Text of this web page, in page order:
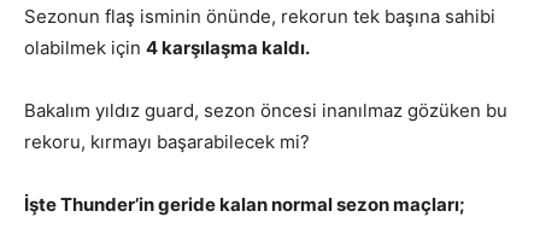
Sezonun flaş isminin önünde, rekorun tek başına sahibi
olabilmek için 4 karşılaşma kaldı.
Bakalım yıldız guard, sezon öncesi inanılmaz gözüken bu
rekoru, kırmayı başarabilecek mi?
İşte Thunder’in geride kalan normal sezon maçları;